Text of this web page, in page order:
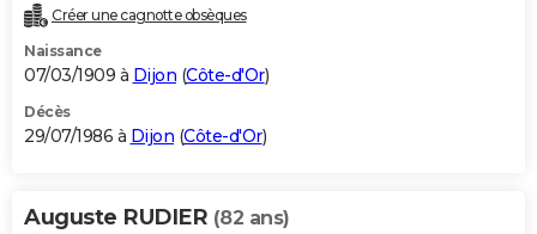
Créer une cagnotte obsèques
Naissance
07/03/1909 à Dijon (Côte-d'Or)
Décès
29/07/1986 à Dijon (Côte-d'Or)
Auguste RUDIER (82 ans)